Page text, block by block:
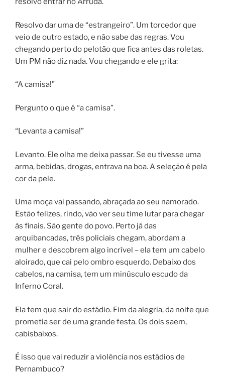
Resolvo dar uma de “estrangeiro”. Um torcedor que
veio de outro estado, e não sabe das regras. Vou
chegando perto do pelotão que fica antes das roletas.
Um PM não diz nada. Vou chegando e ele grita:
“A camisa!”
Pergunto o que é “a camisa”.
“Levanta a camisa!”
Levanto. Ele olha me deixa passar. Se eu tivesse uma
arma, bebidas, drogas, entrava na boa. A seleção é pela
cor da pele.
Uma moça vai passando, abraçada ao seu namorado.
Estão felizes, rindo, vão ver seu time lutar para chegar
às finais. São gente do povo. Perto já das
arquibancadas, três policiais chegam, abordam a
mulher e descobrem algo incrível – ela tem um cabelo
aloirado, que cai pelo ombro esquerdo. Debaixo dos
cabelos, na camisa, tem um minúsculo escudo da
Inferno Coral.
Ela tem que sair do estádio. Fim da alegria, da noite que
prometia ser de uma grande festa. Os dois saem,
cabisbaixos.
É isso que vai reduzir a violência nos estádios de
Pernambuco?